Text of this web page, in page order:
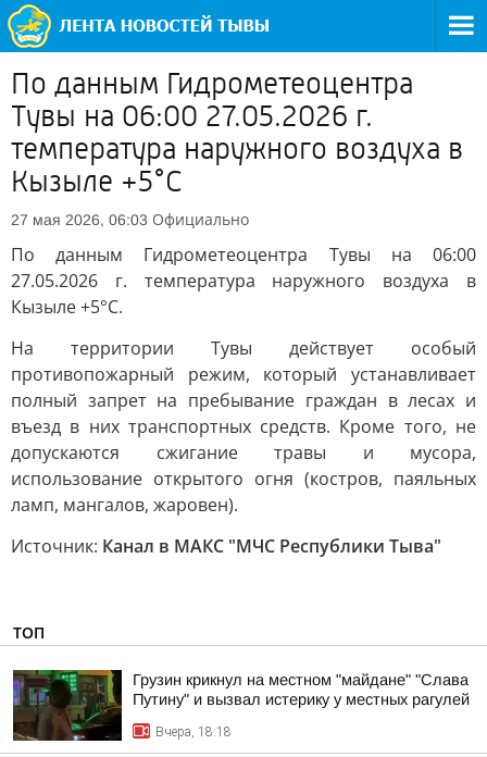
По данным Гидрометеоцентра
Тувы на 06:00 27.05.2026 г.
температура наружного воздуха в
Кызыле +5°С
27 мая 2026, 06:03 Официально
По данным Гидрометеоцентра Тувы на 06:00
27.05.2026 г. температура наружного воздуха в
Кызыле +5°С.
На территории Тувы действует особый
противопожарный режим, который устанавливает
полный запрет на пребывание граждан в лесах и
въезд в них транспортных средств. Кроме того, не
допускаются сжигание травы и мусора,
использование открытого огня (костров, паяльных
ламп, мангалов, жаровен).
Источник: Канал в МАКС "МЧС Республики Тыва"
ТОП
Грузин крикнул на местном "майдане" "Слава
Путину" и вызвал истерику у местных рагулей
Вчера, 18:18